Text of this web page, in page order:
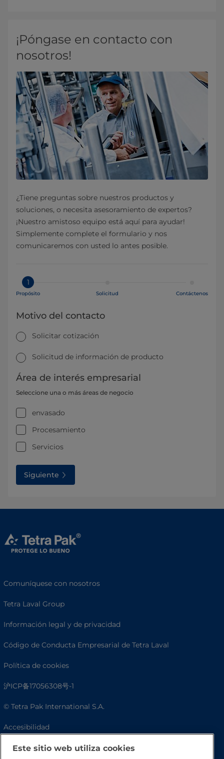
¡Póngase en contacto con
nosotros!
¿Tiene preguntas sobre nuestros productos y
soluciones, o necesita asesoramiento de expertos?
¡Nuestro amistoso equipo está aquí para ayudar!
Simplemente complete el formulario y nos
comunicaremos con usted lo antes posible.
1
Propósito Solicitud Contáctenos
Motivo del contacto
Solicitar cotización
Solicitud de información de producto
Área de interés empresarial
Seleccione una o más áreas de negocio
envasado
Procesamiento
Servicios
Siguiente
Comuníquese con nosotros
Tetra Laval Group
Información legal y de privacidad
Código de Conducta Empresarial de Tetra Laval
Política de cookies
沪ICP备17056308号-1
© Tetra Pak International S.A.
Accesibilidad
Preguntas frecuentes
Este sitio web utiliza cookies